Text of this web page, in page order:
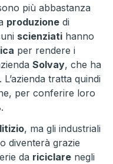
più abbastanza
produzione di
scienziati hanno
per rendere i
Solvay, che ha
. L’azienda tratta quindi
per conferire loro
.
, ma gli industriali
diventerà grazie
da riciclare negli